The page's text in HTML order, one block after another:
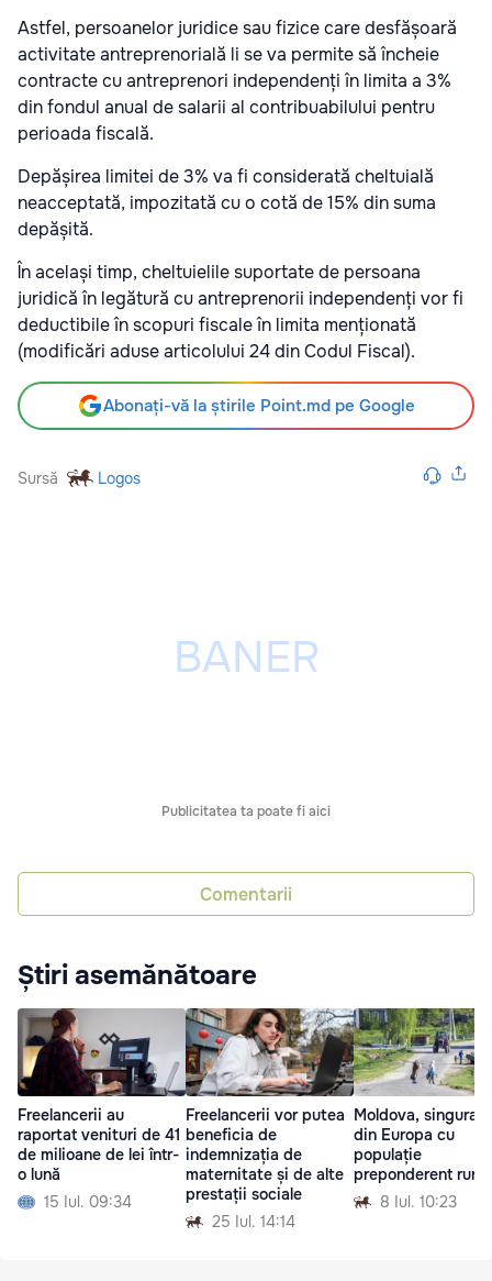
Astfel, persoanelor juridice sau fizice care desfășoară
activitate antreprenorială li se va permite să încheie
contracte cu antreprenori independenți în limita a 3%
din fondul anual de salarii al contribuabilului pentru
perioada fiscală.
Depășirea limitei de 3% va fi considerată cheltuială
neacceptată, impozitată cu o cotă de 15% din suma
depășită.
În același timp, cheltuielile suportate de persoana
juridică în legătură cu antreprenorii independenți vor fi
deductibile în scopuri fiscale în limita menționată
(modificări aduse articolului 24 din Codul Fiscal).
Abonați-vă la știrile Point.md pe Google
Sursă Logos
Publicitatea ta poate fi aici
Comentarii
Știri asemănătoare
Freelancerii au
raportat venituri de 41
de milioane de lei într-
o lună
15 Iul. 09:34
Freelancerii vor putea
beneficia de
indemnizația de
maternitate și de alte
prestații sociale
25 Iul. 14:14
Moldova, singura
din Europa cu
populație
preponderent
8 Iul. 10:23